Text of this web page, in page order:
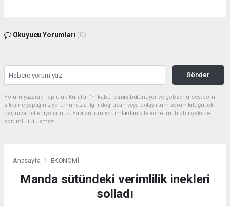
Okuyucu Yorumları (0)
Gönder
Yorum yazarak Topluluk Kuralları’nı kabul etmiş bulunuyor ve gebzehurses.com
sitesine yaptığınız yorumunuzla ilgili doğrudan veya dolaylı tüm sorumluluğu tek
başınıza üstleniyorsunuz. Yazılan tüm yorumlardan site yönetimi hiçbir şekilde
sorumlu tutulamaz.
Anasayfa EKONOMİ
Manda sütündeki verimlilik inekleri
solladı